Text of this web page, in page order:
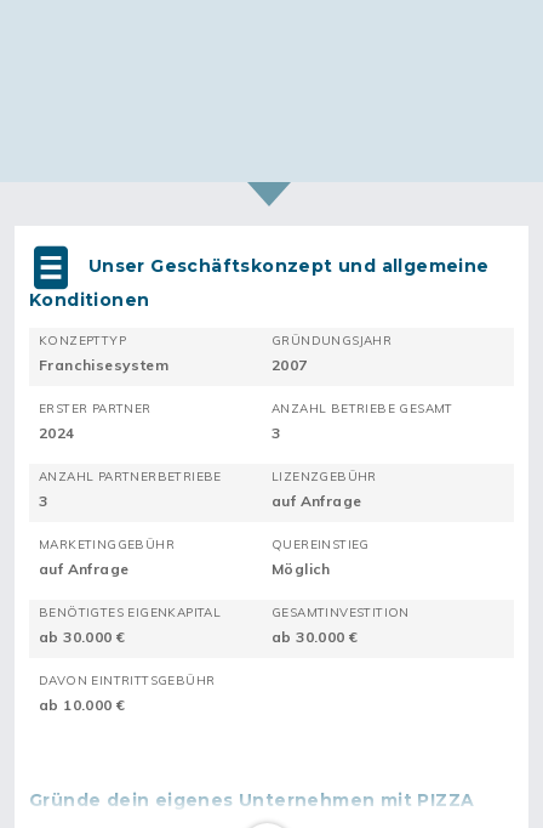
Unser Geschäftskonzept und allgemeine
Konditionen
KONZEPTTYP
Franchisesystem
GRÜNDUNGSJAHR
2007
ERSTER PARTNER
2024
ANZAHL BETRIEBE GESAMT
3
ANZAHL PARTNERBETRIEBE
3
LIZENZGEBÜHR
auf Anfrage
MARKETINGGEBÜHR
auf Anfrage
QUEREINSTIEG
Möglich
BENÖTIGTES EIGENKAPITAL
ab 30.000 €
GESAMTINVESTITION
ab 30.000 €
DAVON EINTRITTSGEBÜHR
ab 10.000 €
Gründe dein eigenes Unternehmen mit PIZZA